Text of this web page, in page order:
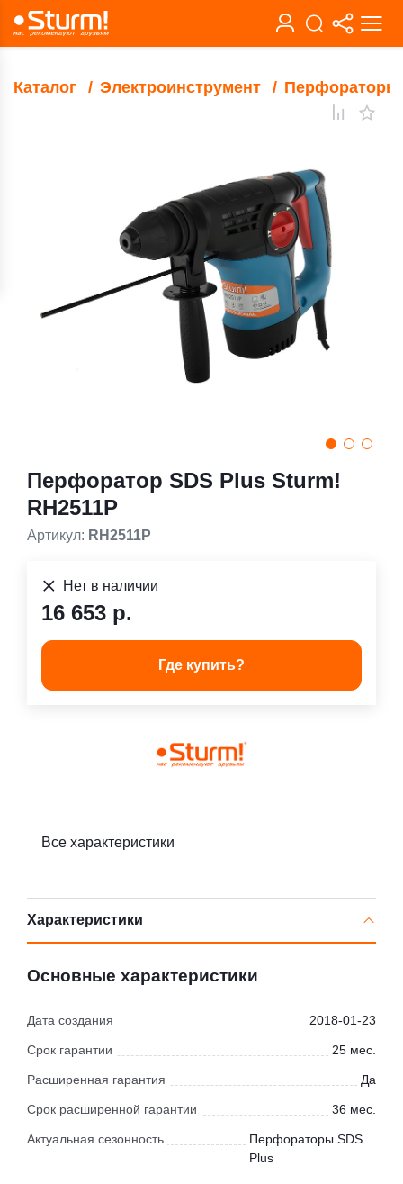
Каталог Электроинструмент Перфораторы
Перфоратор SDS Plus Sturm!
RH2511P
Артикул: RH2511P
Нет в наличии
16 653 р.
Где купить?
Все характеристики
Характеристики
Основные характеристики
Дата создания 2018-01-23
Срок гарантии 25 мес.
Расширенная гарантия Да
Срок расширенной гарантии 36 мес.
Актуальная сезонность
Перфораторы SDS
Plus